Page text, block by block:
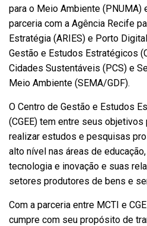
para o Meio Ambiente (PNUMA)
parceria com a Agência Recife
Estratégia (ARIES) e Porto
Gestão e Estudos Estratégicos
Cidades Sustentáveis (PCS) e
Meio Ambiente (SEMA/GDF).
O Centro de Gestão e Estudos
(CGEE) tem entre seus objetivos
realizar estudos e pesquisas
alto nível nas áreas de
tecnologia e inovação e suas
setores produtores de bens e
Com a parceria entre MCTI e
cumpre com seu propósito de